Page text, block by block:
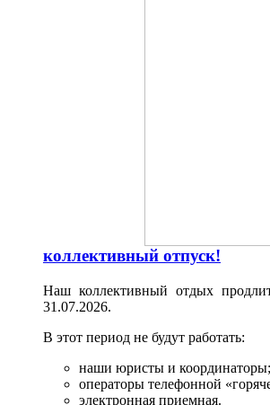
коллективный отпуск!
Наш коллективный отдых
31.07.2026.
В этот период не будут работать:
наши юристы и координаторы;
операторы телефонной
электронная приемная.